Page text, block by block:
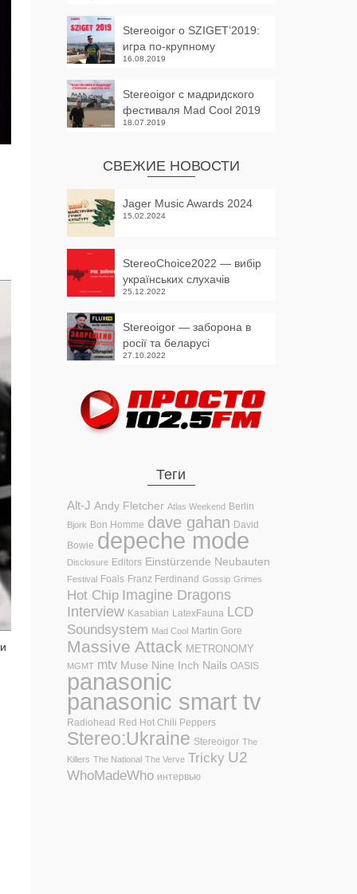
Stereoigor о SZIGET’2019:
игра по-крупному
16.08.2019
Stereoigor с мадридского
фестиваля Mad Cool 2019
18.07.2019
СВЕЖИЕ НОВОСТИ
Jager Music Awards 2024
15.02.2024
StereoChoice2022 — вибір
українських слухачів
25.12.2022
Stereoigor — заборона в
росії та беларусі
27.10.2022
Теги
Alt-J Andy Fletcher Atlas Weekend Berlin
Bjork Bon Homme dave gahan David
Bowie depeche mode
Disclosure Editors Einstürzende Neubauten
Festival Foals Franz Ferdinand Gossip Grimes
Hot Chip Imagine Dragons
Interview Kasabian LatexFauna LCD
Soundsystem Mad Cool Martin Gore
Massive Attack METRONOMY
MGMT mtv Muse Nine Inch Nails OASIS
panasonic
panasonic smart tv
Radiohead Red Hot Chili Peppers
Stereo:Ukraine Stereoigor The
Killers The National The Verve Tricky U2
WhoMadeWho интервью